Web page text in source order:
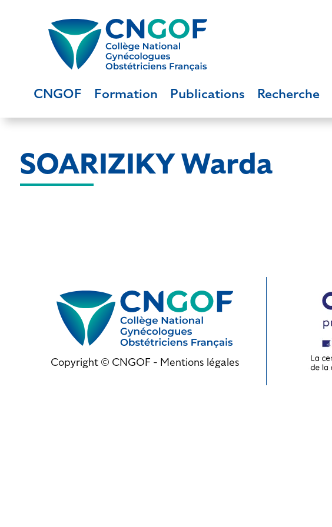
CNGOF Formation Publications Recherche
SOARIZIKY Warda
Copyright © CNGOF - Mentions légales